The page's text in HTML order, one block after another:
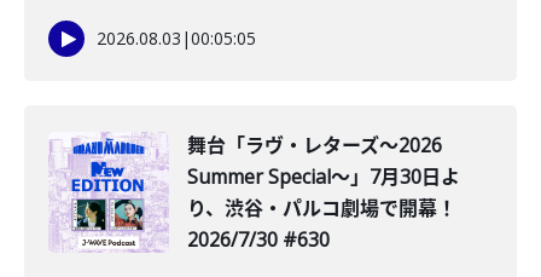
2026.08.03 |00:05:05
舞台「ラヴ・レターズ～2026
Summer Special～」7月30日よ
り、渋谷・パルコ劇場で開幕！
2026/7/30 #630